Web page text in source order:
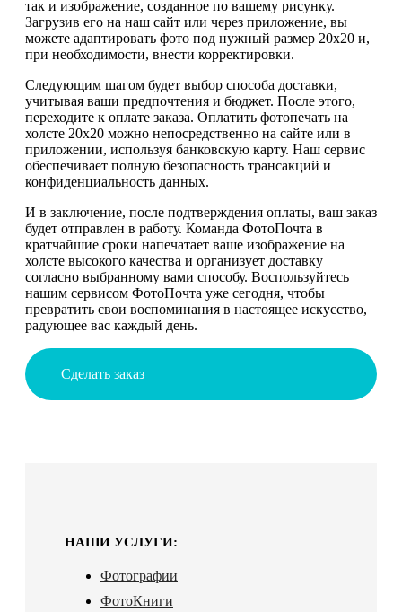
так и изображение, созданное по вашему рисунку.
Загрузив его на наш сайт или через приложение, вы
можете адаптировать фото под нужный размер 20х20 и,
при необходимости, внести корректировки.
Следующим шагом будет выбор способа доставки,
учитывая ваши предпочтения и бюджет. После этого,
переходите к оплате заказа. Оплатить фотопечать на
холсте 20х20 можно непосредственно на сайте или в
приложении, используя банковскую карту. Наш сервис
обеспечивает полную безопасность трансакций и
конфиденциальность данных.
И в заключение, после подтверждения оплаты, ваш заказ
будет отправлен в работу. Команда ФотоПочта в
кратчайшие сроки напечатает ваше изображение на
холсте высокого качества и организует доставку
согласно выбранному вами способу. Воспользуйтесь
нашим сервисом ФотоПочта уже сегодня, чтобы
превратить свои воспоминания в настоящее искусство,
радующее вас каждый день.
Сделать заказ
НАШИ УСЛУГИ:
Фотографии
ФотоКниги